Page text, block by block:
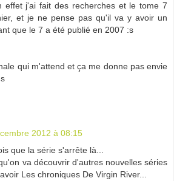
effet j'ai fait des recherches et le tome 7
et je ne pense pas qu'il va y avoir un
que le 7 a été publié en 2007 :s
qui m'attend et ça me donne pas envie
2012 à 08:15
que la série s'arrête là...
va découvrir d'autres nouvelles séries
Les chroniques De Virgin River...